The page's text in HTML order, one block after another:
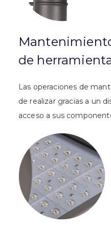
de
Las operaciones de
de realizar gracias a un
acceso a sus